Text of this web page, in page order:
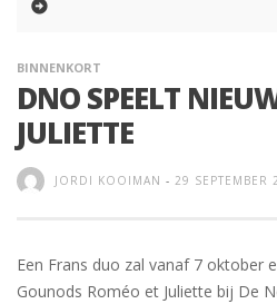
BINNENKORT
DNO SPEELT
JULIETTE
JORDI KOOIMAN - 29 SEPTEMBER
Een Frans duo zal vanaf 7 oktober
Gounods Roméo et Juliette bij De